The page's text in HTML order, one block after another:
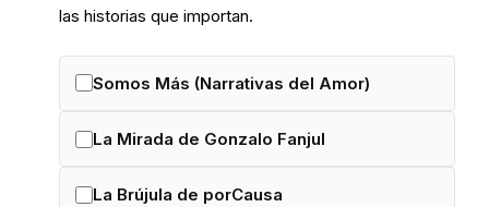
las historias que importan.
Somos Más (Narrativas del Amor)
La Mirada de Gonzalo Fanjul
La Brújula de porCausa